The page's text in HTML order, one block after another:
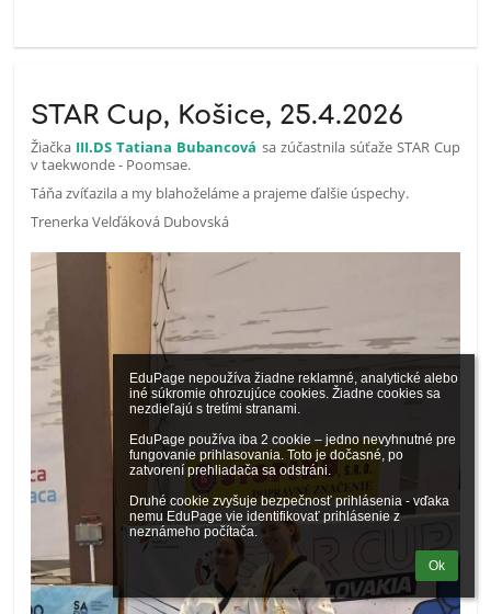
EduPage nepoužíva žiadne reklamné, analytické alebo
iné súkromie ohrozujúce cookies. Žiadne cookies sa
nezdieľajú s tretími stranami.
EduPage používa iba 2 cookie – jedno nevyhnutné pre
fungovanie prihlasovania. Toto je dočasné, po
zatvorení prehliadača sa odstráni.
Druhé cookie zvyšuje bezpečnosť prihlásenia - vďaka
nemu EduPage vie identifikovať prihlásenie z
neznámeho počítača.
Ok
STAR Cup, Košice, 25.4.2026
Žiačka III.DS Tatiana Bubancová sa zúčastnila súťaže STAR Cup
v taekwonde - Poomsae.
Táňa zvíťazila a my blahoželáme a prajeme ďalšie úspechy.
Trenerka Velďáková Dubovská